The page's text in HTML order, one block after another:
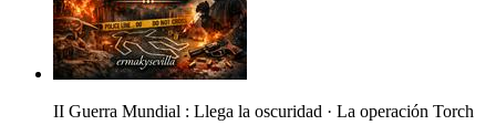
II Guerra Mundial : Llega la oscuridad · La operación Torch